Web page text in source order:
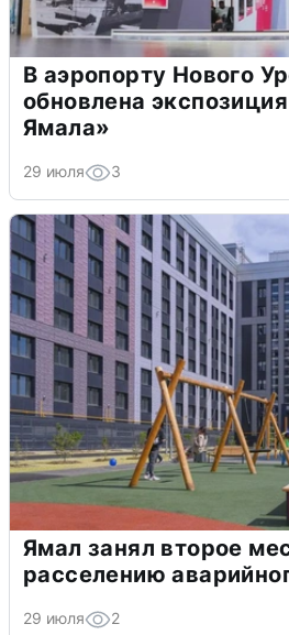
В аэропорту Нового
обновлена
Ямала»
29 июля 3
Ямал занял второе
расселению
29 июля 2